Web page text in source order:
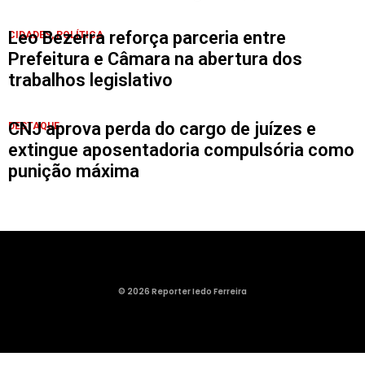
CIDADES,POLÍTICA
Leo Bezerra reforça parceria entre
Prefeitura e Câmara na abertura dos
trabalhos legislativo
DESTAQUE
CNJ aprova perda do cargo de juízes e
extingue aposentadoria compulsória como
punição máxima
© 2026 Reporter Iedo Ferreira